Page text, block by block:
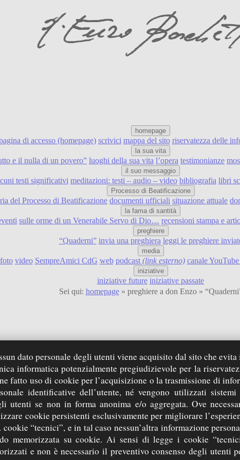
homepage
di accesso (homepage) scrivici mappa del sito riservatezza delle
la sua vita
e il nulla di un povero” luoghi della sua vita l’opera testimonianze
il suo messaggio
testi significativi meditazioni: testi – audio – video bibliografia libri
Processo di Beatificazione
del Processo di Beatificazione documenti ufficiali situazione attuale
la fama di santità
sulle orme di un Venerabile Servo di Dio… recensioni stampa e
preghiere
“Quaderni” invia una preghiera leggi le preghiere
media
foto video SempreAmici CdG web podcast (link esterno) canale
iniziative
iniziative future iniziative passate
Sei qui: homepage» preghiere a don Enzo »
pensieri, richieste d’aiuto e
frontespizio dei quaderni
Quaderno posto alla tomba di Costa de’ Nobili (PV) 2007-
dato personale degli utenti viene acquisito dal sito che
informatica potenzialmente pregiudizievole per la
fatto uso di cookie per l’acquisizione o la trasmissione di
identificative dell’utente, né vengono utilizzati
utenti se non in forma anonima e/o aggregata. Ove
cookie persistenti esclusivamente per migliorare
cookie “tecnici”, e in tal caso nessun’altra informazione
memorizzata su cookie. Ai sensi di legge i cookie
e non è necessario il preventivo consenso degli utenti